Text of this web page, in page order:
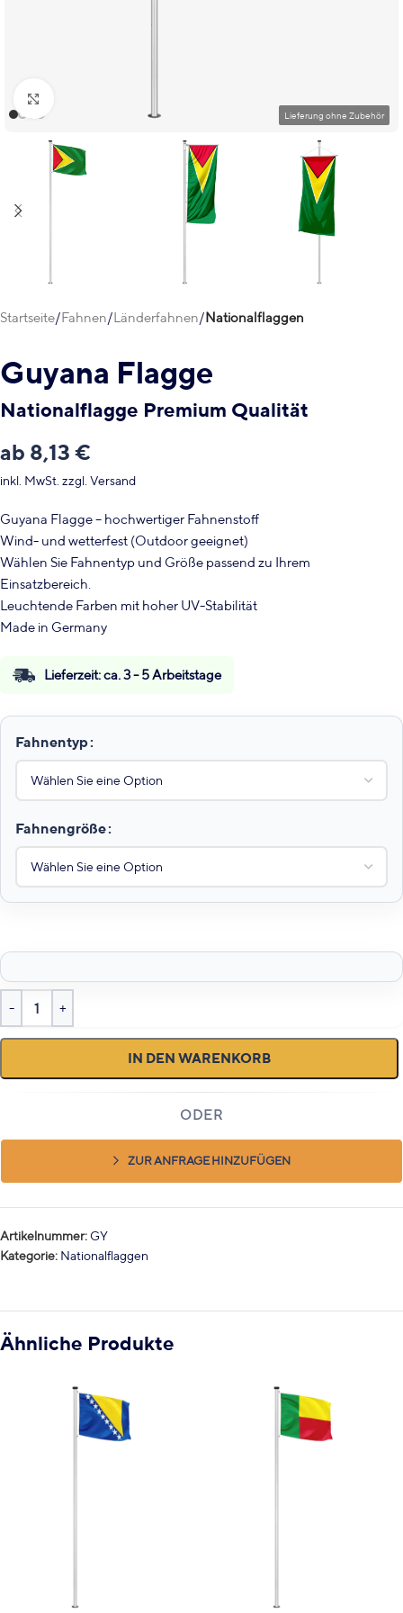
Startseite Fahnen Länderfahnen Nationalflaggen
Guyana Flagge
Nationalflagge Premium Qualität
ab 8,13 €
inkl. MwSt. zzgl. Versand
Guyana Flagge – hochwertiger Fahnenstoff
Wind- und wetterfest (Outdoor geeignet)
Wählen Sie Fahnentyp und Größe passend zu Ihrem
Einsatzbereich.
Leuchtende Farben mit hoher UV-Stabilität
Made in Germany
Lieferzeit:ca. 3 - 5 Arbeitstage
Fahnentyp
Fahnengröße
IN DEN WARENKORB
ZUR ANFRAGE HINZUFÜGEN
Artikelnummer:GY
Kategorie: Nationalflaggen
Ähnliche Produkte